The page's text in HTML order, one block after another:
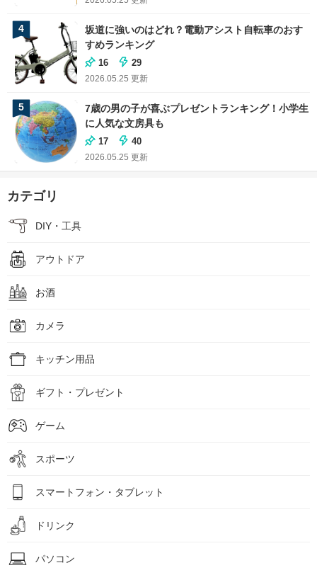
4
坂道に強いのはどれ？電動アシスト自転車のおす
すめランキング
16 29
2026.05.25 更新
5
7歳の男の子が喜ぶプレゼントランキング！小学生
に人気な文房具も
17 40
2026.05.25 更新
カテゴリ
DIY・工具
アウトドア
お酒
カメラ
キッチン用品
ギフト・プレゼント
ゲーム
スポーツ
スマートフォン・タブレット
ドリンク
パソコン